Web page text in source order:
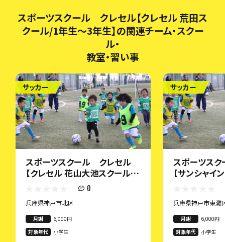
スポーツスクール クレセル【クレセル 荒田ス
クール/1年生～3年生】の関連チーム・スクー
ル・
教室・習い事
サッカー
スポーツスクール クレセル
【クレセル 花山大池スクール/1
0
兵庫県神戸市北区
月謝
6,000円
対象年代
小学生
サッカー
スポーツス
【サンシャイ
兵庫県神戸市東灘
月謝
6,000円
対象年代
小学生